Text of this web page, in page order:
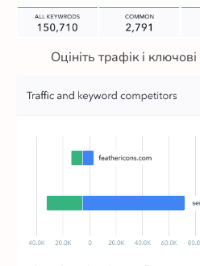
Оцініть трафік і